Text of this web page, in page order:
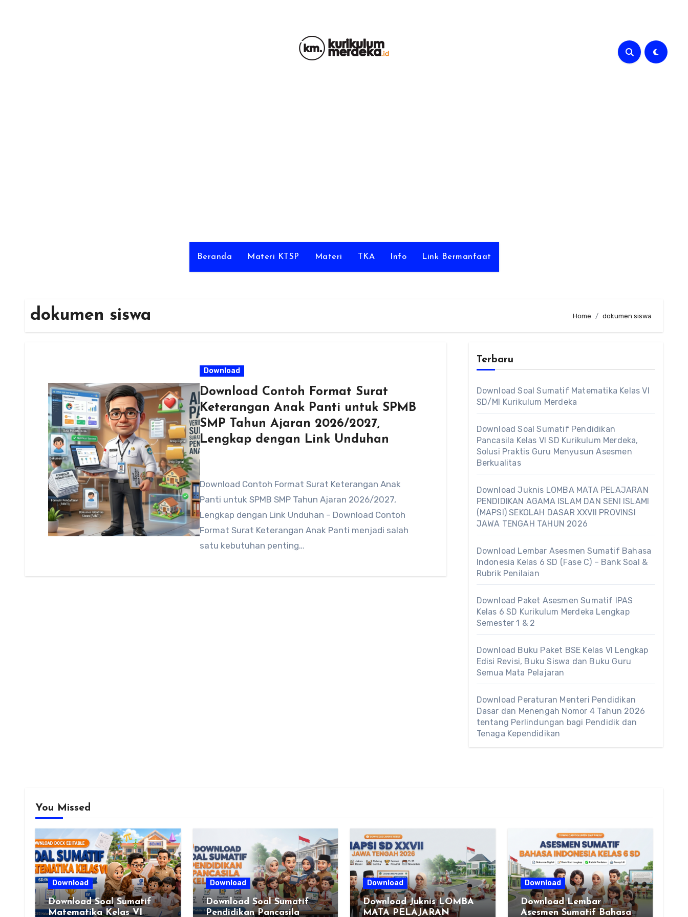
Beranda Materi KTSP Materi TKA Info Link Bermanfaat
dokumen siswa Home dokumen siswa
Download
Download Contoh Format Surat
Keterangan Anak Panti untuk SPMB
SMP Tahun Ajaran 2026/2027,
Lengkap dengan Link Unduhan
Download Contoh Format Surat Keterangan Anak
Panti untuk SPMB SMP Tahun Ajaran 2026/2027,
Lengkap dengan Link Unduhan – Download Contoh
Format Surat Keterangan Anak Panti menjadi salah
satu kebutuhan penting…
Terbaru
Download Soal Sumatif Matematika Kelas VI
SD/MI Kurikulum Merdeka
Download Soal Sumatif Pendidikan
Pancasila Kelas VI SD Kurikulum Merdeka,
Solusi Praktis Guru Menyusun Asesmen
Berkualitas
Download Juknis LOMBA MATA PELAJARAN
PENDIDIKAN AGAMA ISLAM DAN SENI ISLAMI
(MAPSI) SEKOLAH DASAR XXVII PROVINSI
JAWA TENGAH TAHUN 2026
Download Lembar Asesmen Sumatif Bahasa
Indonesia Kelas 6 SD (Fase C) – Bank Soal &
Rubrik Penilaian
Download Paket Asesmen Sumatif IPAS
Kelas 6 SD Kurikulum Merdeka Lengkap
Semester 1 & 2
Download Buku Paket BSE Kelas VI Lengkap
Edisi Revisi, Buku Siswa dan Buku Guru
Semua Mata Pelajaran
Download Peraturan Menteri Pendidikan
Dasar dan Menengah Nomor 4 Tahun 2026
tentang Perlindungan bagi Pendidik dan
Tenaga Kependidikan
You Missed
Download
Download Soal Sumatif
Matematika Kelas VI
Download
Download Soal Sumatif
Pendidikan Pancasila
Download
Download Juknis LOMBA
MATA PELAJARAN
Download
Download Lembar
Asesmen Sumatif Bahasa